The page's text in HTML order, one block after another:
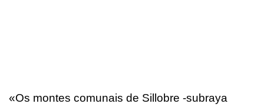
«Os montes comunais de Sillobre -subraya